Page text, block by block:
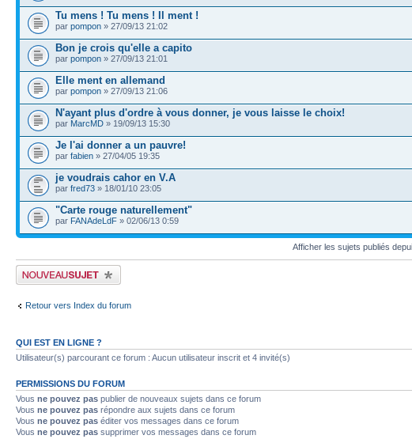
Tu mens ! Tu mens ! Il ment !
par pompon » 27/09/13 21:02
Bon je crois qu'elle a capito
par pompon » 27/09/13 21:01
Elle ment en allemand
par pompon » 27/09/13 21:06
N'ayant plus d'ordre à vous donner, je vous laisse le choix!
par MarcMD » 19/09/13 15:30
Je l'ai donner a un pauvre!
par fabien » 27/04/05 19:35
je voudrais cahor en V.A
par fred73 » 18/01/10 23:05
"Carte rouge naturellement"
par FANAdeLdF » 02/06/13 0:59
Afficher les sujets publiés
Publier un nouveau sujet
Retour vers Index du forum
QUI EST EN LIGNE ?
Utilisateur(s) parcourant ce forum : Aucun utilisateur inscrit et 4 invité(s)
PERMISSIONS DU FORUM
Vous ne pouvez pas publier de nouveaux sujets dans ce forum
Vous ne pouvez pas répondre aux sujets dans ce forum
Vous ne pouvez pas éditer vos messages dans ce forum
Vous ne pouvez pas supprimer vos messages dans ce forum